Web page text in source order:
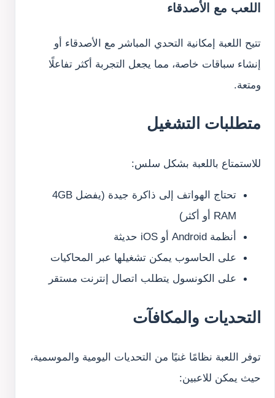
اللعب مع الأصدقاء
تتيح اللعبة إمكانية التحدي المباشر مع الأصدقاء أو
إنشاء سباقات خاصة، مما يجعل التجربة أكثر تفاعلًا
ومتعة.
متطلبات التشغيل
للاستمتاع باللعبة بشكل سلس:
تحتاج الهواتف إلى ذاكرة جيدة (يفضل 4GB
RAM أو أكثر)
أنظمة Android أو iOS حديثة
على الحاسوب يمكن تشغيلها عبر المحاكيات
على الكونسول يتطلب اتصال إنترنت مستقر
التحديات والمكافآت
توفر اللعبة نظامًا غنيًا من التحديات اليومية والموسمية،
حيث يمكن للاعبين: